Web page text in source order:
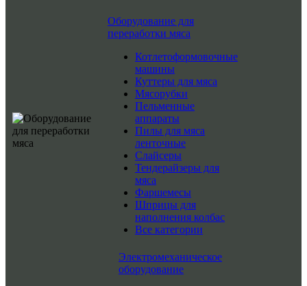
Оборудование для
переработки мяса
Котлетоформовочные
машины
Куттеры для мяса
Мясорубки
Пельменные
аппараты
Пилы для мяса
ленточные
Слайсеры
Тендерайзеры для
мяса
Фаршемесы
Шприцы для
наполнения колбас
Все категории
Электромеханическое
оборудование